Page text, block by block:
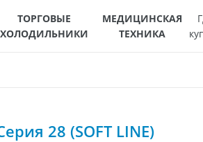
ТОРГОВЫЕ
ХОЛОДИЛЬНИКИ
МЕДИЦИНСКАЯ
ТЕХНИКА
28 (SOFT LINE)